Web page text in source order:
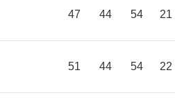
47 44 54 21
51 44 54 22